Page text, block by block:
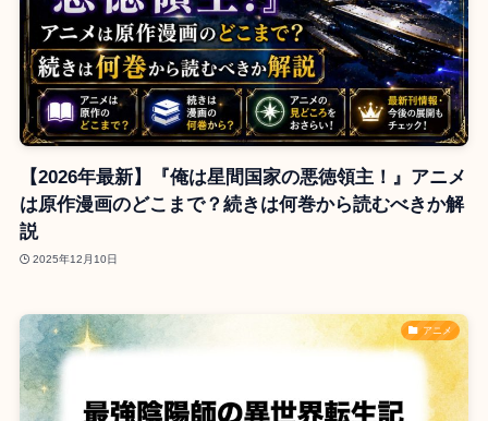
【2026年最新】『俺は星間国家の悪徳領主！』アニメ
は原作漫画のどこまで？続きは何巻から読むべきか解
説
2025年12月10日
アニメ